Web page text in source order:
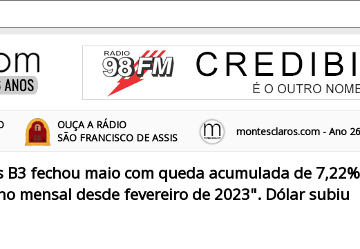
OUÇA A RÁDIO
SÃO FRANCISCO DE ASSIS
montesclaros.com - Ano
B3 fechou maio com queda acumulada de
mensal desde fevereiro de 2023". Dólar subiu